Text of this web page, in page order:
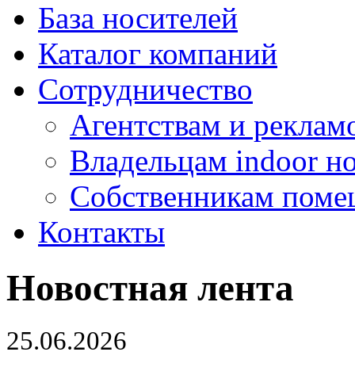
База носителей
Каталог компаний
Сотрудничество
Агентствам и
Владельцам indoor
Собственникам
Контакты
Новостная лента
25.06.2026